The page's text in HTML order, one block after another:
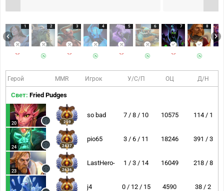
1 2 3 4 5 6 7 8
Герой MMR Игрок У/С/П ОЦ Д/Н
Свет: Fried Pudges
20 259
so bad 7 / 8 / 10 10575 114 / 1
24 2437
pio65 3 / 6 / 11 18246 391 / 3
23 2636
LastHero- 1 / 3 / 14 16049 218 / 8
j4 0 / 12 / 15 4590 38 / 2